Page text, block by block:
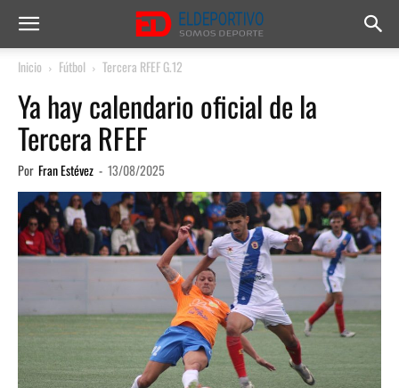
Inicio Fútbol Tercera RFEF G.12
Ya hay calendario oficial de la
Tercera RFEF
Por Fran Estévez - 13/08/2025